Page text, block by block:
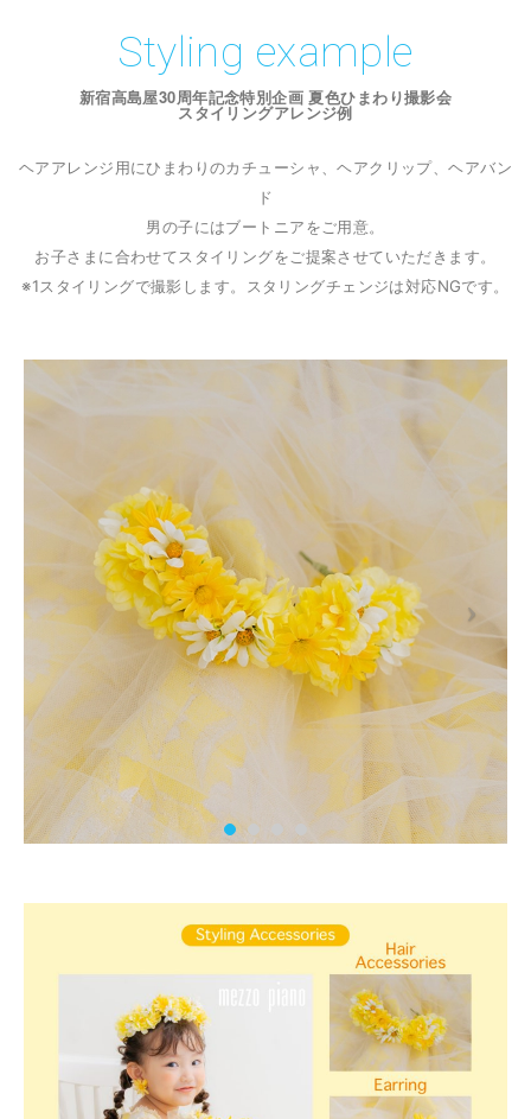
Styling example
新宿高島屋30周年記念特別企画 夏色ひまわり撮影会
スタイリングアレンジ例
ヘアアレンジ用にひまわりのカチューシャ、ヘアクリップ、ヘアバン
ド
男の子にはブートニアをご用意。
お子さまに合わせてスタイリングをご提案させていただきます。
※1スタイリングで撮影します。スタリングチェンジは対応NGです。